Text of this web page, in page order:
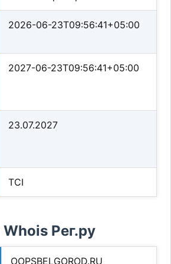
2026-06-23T09:56:41+05:00
2027-06-23T09:56:41+05:00
23.07.2027
TCI
Рег.ру
OOPSBELGOROD.RU